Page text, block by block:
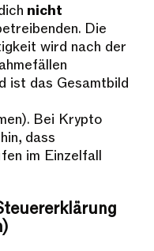
nicht
Die
wird nach der
ist das Gesamtbild
Bei Krypto
dass
im Einzelfall